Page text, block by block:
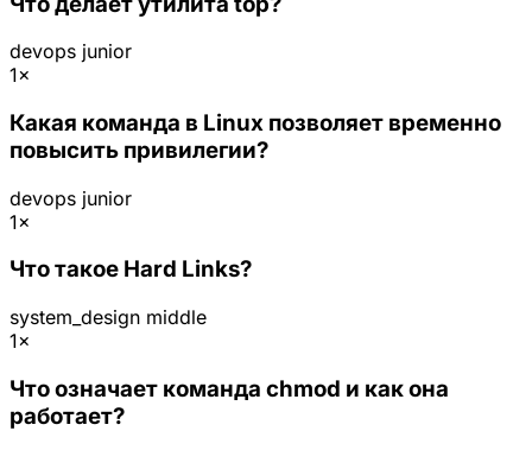
devops junior
1×
Какая команда в Linux позволяет временно
повысить привилегии?
devops junior
1×
Что такое Hard Links?
system_design middle
1×
Что означает команда chmod и как она
работает?